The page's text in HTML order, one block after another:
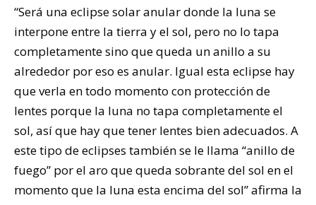
“Será una eclipse solar anular donde la luna se
interpone entre la tierra y el sol, pero no lo tapa
completamente sino que queda un anillo a su
alrededor por eso es anular. Igual esta eclipse hay
que verla en todo momento con protección de
lentes porque la luna no tapa completamente el
sol, así que hay que tener lentes bien adecuados. A
este tipo de eclipses también se le llama “anillo de
fuego” por el aro que queda sobrante del sol en el
momento que la luna esta encima del sol” afirma la